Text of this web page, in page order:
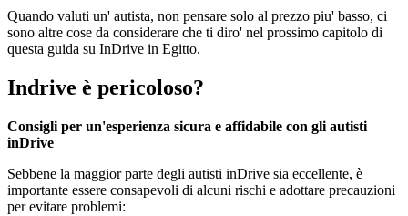
Quando valuti un' autista, non pensare solo al prezzo piu' basso, ci
sono altre cose da considerare che ti diro' nel prossimo capitolo di
questa guida su InDrive in Egitto.
Indrive è pericoloso?
Consigli per un'esperienza sicura e affidabile con gli autisti
inDrive
Sebbene la maggior parte degli autisti inDrive sia eccellente, è
importante essere consapevoli di alcuni rischi e adottare precauzioni
per evitare problemi: